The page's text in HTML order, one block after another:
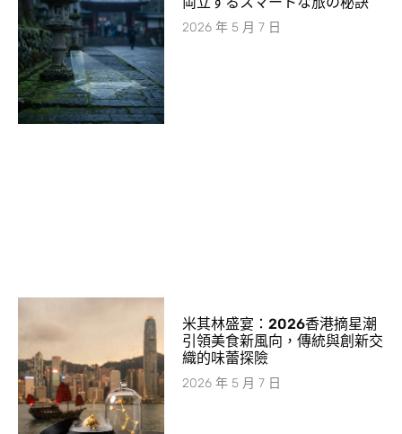
2026 年 5 月 7 日
米其林盛宴：2026香港摘星潮
引領美食新風向，傳統與創新交
織的味蕾探險
2026 年 5 月 7 日